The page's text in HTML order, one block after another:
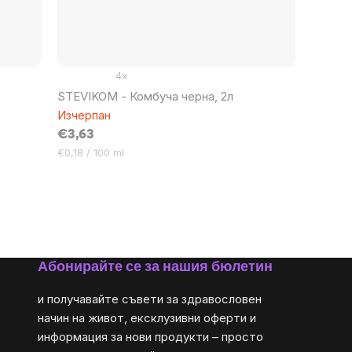
STEVIKOM - Комбуча черна, 2л
4x
Изчерпан
€3,63
Цена
€0,18 / 100 ml
Абонирайте се за нашия бюлетин
и получавайте съвети за здравословен
начин на живот, ексклузивни оферти и
информация за нови продукти – просто